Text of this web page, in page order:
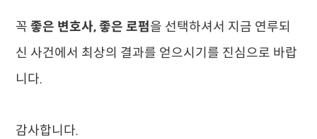
꼭좋은 변호사, 좋은 로펌을 선택하셔서 지금 연루되
신 사건에서 최상의 결과를 얻으시기를 진심으로 바랍
니다.
감사합니다.